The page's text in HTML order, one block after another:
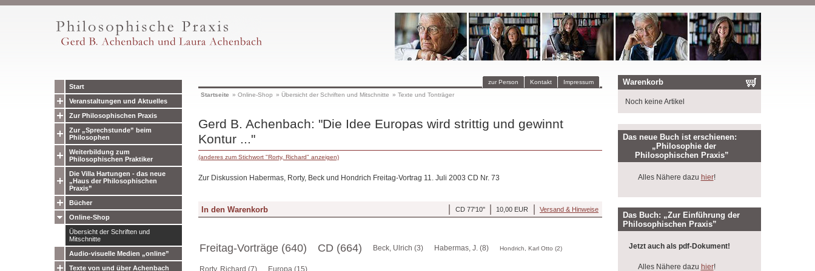
Start
Veranstaltungen und Aktuelles
Zur Philosophischen Praxis
Zur „Sprechstunde” beim
Philosophen
Weiterbildung zum
Philosophischen Praktiker
Die Villa Hartungen - das neue
„Haus der Philosophischen
Praxis”
Bücher
Online-Shop
Übersicht der Schriften und
Mitschnitte
Audio-visuelle Medien „online”
Texte von und über Achenbach
Impressum
Kontakt
zur Person
Startseite » Online-Shop » Übersicht der Schriften und Mitschnitte » Texte und Tonträger
Gerd B. Achenbach: "Die Idee Europas wird strittig und gewinnt
Kontur ..."
(anderes zum Stichwort "Rorty, Richard" anzeigen)
Zur Diskussion Habermas, Rorty, Beck und Hondrich Freitag-Vortrag 11. Juli 2003 CD Nr. 73
Versand & Hinweise
10,00 EUR
CD 77'10''
Freitag-Vorträge (640) CD (664) Beck, Ulrich (3) Habermas, J. (8) Hondrich, Karl Otto (2)
Warenkorb
Noch keine Artikel
Das neue Buch ist erschienen:
„Philosophie der
Philosophischen Praxis”
Alles Nähere dazu hier!
Das Buch: „Zur Einführung der
Philosophischen Praxis”
Jetzt auch als pdf-Dokument!
Alles Nähere dazu hier!